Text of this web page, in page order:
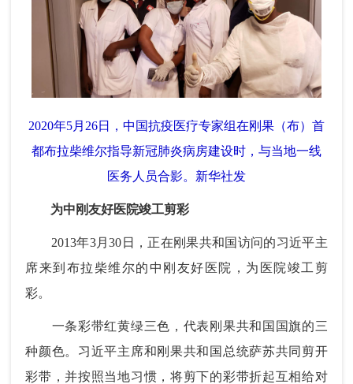
2020年5月26日，中国抗疫医疗专家组在刚果（布）首
都布拉柴维尔指导新冠肺炎病房建设时，与当地一线
医务人员合影。新华社发
为中刚友好医院竣工剪彩
2013年3月30日，正在刚果共和国访问的习近平主
席来到布拉柴维尔的中刚友好医院，为医院竣工剪
彩。
一条彩带红黄绿三色，代表刚果共和国国旗的三
种颜色。习近平主席和刚果共和国总统萨苏共同剪开
彩带，并按照当地习惯，将剪下的彩带折起互相给对